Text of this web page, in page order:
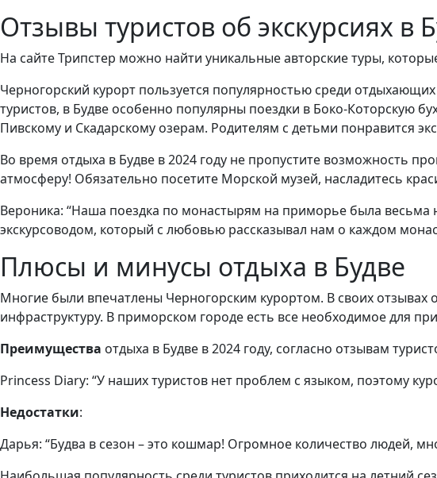
Отзывы туристов об экскурсиях в
На сайте Трипстер можно найти уникальные авторские туры,
Черногорский курорт пользуется популярностью среди
туристов, в Будве особенно популярны поездки в Боко-Которскую
Пивскому и Скадарскому озерам. Родителям с детьми понравится
Во время отдыха в Будве в 2024 году не пропустите возможность
атмосферу! Обязательно посетите Морской музей, насладитесь
Вероника: “Наша поездка по монастырям на приморье была
экскурсоводом, который с любовью рассказывал нам о каждом
Плюсы и минусы отдыха в Будве
Многие были впечатлены Черногорским курортом. В своих
инфраструктуру. В приморском городе есть все необходимое для
Преимущества отдыха в Будве в 2024 году, согласно отзывам
Princess Diary: “У наших туристов нет проблем с языком, поэтому
Недостатки:
Дарья: “Будва в сезон – это кошмар! Огромное количество людей,